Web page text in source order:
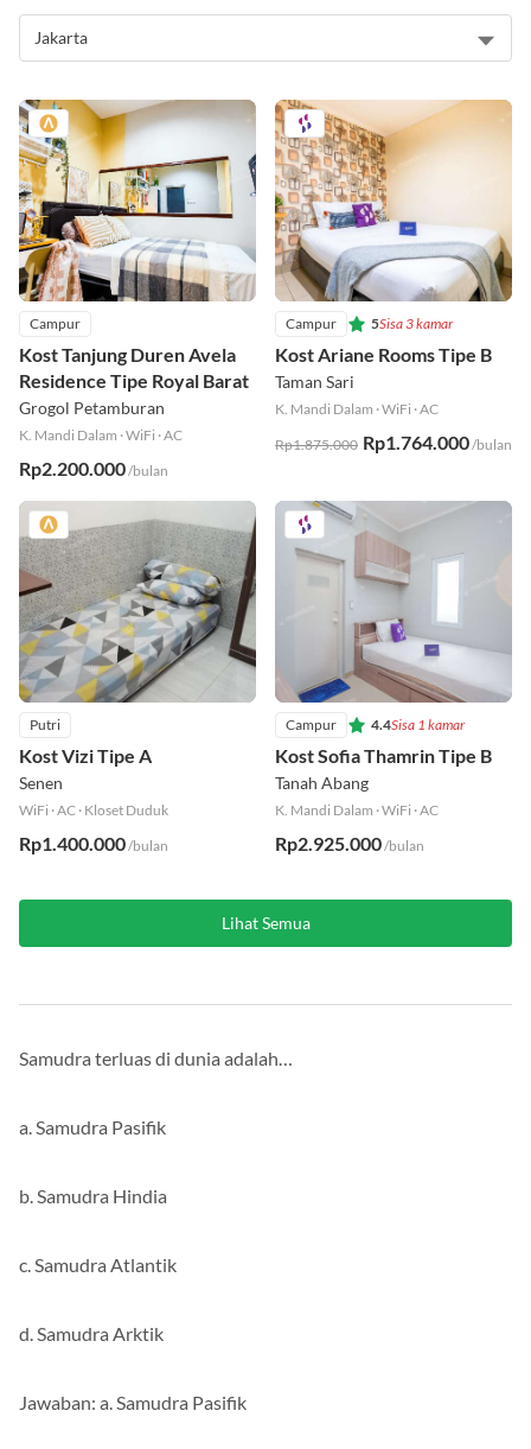
Campur
Kost Tanjung Duren Avela
Residence Tipe Royal Barat
Grogol Petamburan
K. Mandi Dalam ·WiFi ·AC
Rp2.200.000/bulan
Campur 5Sisa 3 kamar
Kost Ariane Rooms Tipe B
Taman Sari
K. Mandi Dalam ·WiFi ·AC
Rp1.875.000 Rp1.764.000/bulan
Putri
Kost Vizi Tipe A
Senen
WiFi ·AC · Kloset Duduk
Rp1.400.000/bulan
Campur 4.4Sisa 1 kamar
Kost Sofia Thamrin Tipe B
Tanah Abang
K. Mandi Dalam ·WiFi ·AC
Rp2.925.000/bulan
Lihat Semua
Samudra terluas di dunia adalah…
a. Samudra Pasifik
b. Samudra Hindia
c. Samudra Atlantik
d. Samudra Arktik
Jawaban: a. Samudra Pasifik